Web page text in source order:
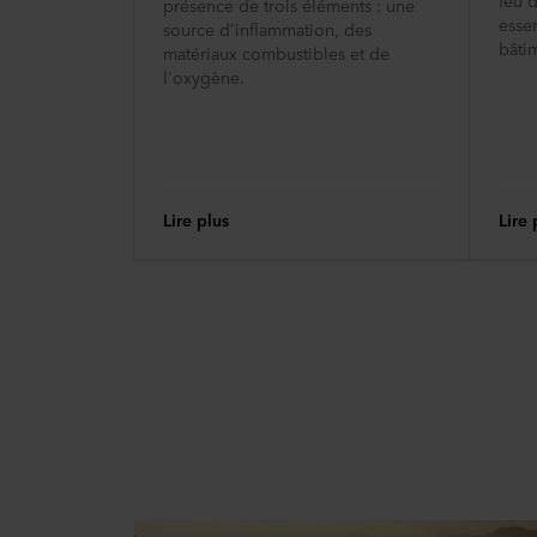
source d'inflammation, des
matériaux combustibles et de
l'oxygène.
Lire plus Lire